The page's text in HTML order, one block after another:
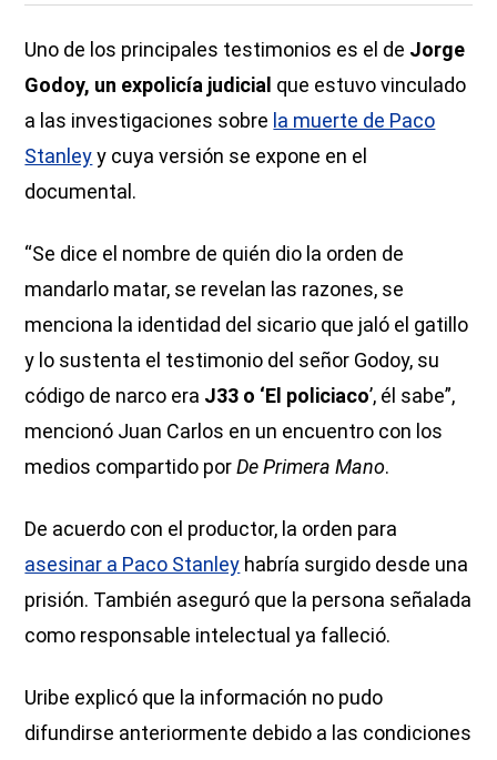
Uno de los principales testimonios es el de Jorge
Godoy, un expolicía judicial que estuvo vinculado
a las investigaciones sobre la muerte de Paco
Stanleyy cuya versión se expone en el
documental.
“Se dice el nombre de quién dio la orden de
mandarlo matar, se revelan las razones, se
menciona la identidad del sicario que jaló el gatillo
y lo sustenta el testimonio del señor Godoy, su
código de narco era J33 o ‘El policiaco’, él sabe”,
mencionó Juan Carlos en un encuentro con los
medios compartido porDe Primera Mano.
De acuerdo con el productor, la orden para
asesinar a Paco Stanley habría surgido desde una
prisión. También aseguró que la persona señalada
como responsable intelectual ya falleció.
Uribe explicó que la información no pudo
difundirse anteriormente debido a las condiciones